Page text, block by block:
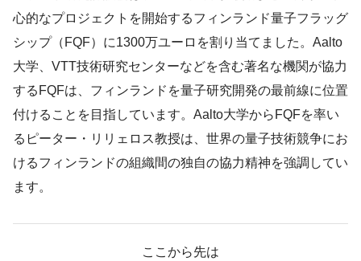
心的なプロジェクトを開始するフィンランド量子フラッグ
シップ（FQF）に1300万ユーロを割り当てました。Aalto
大学、VTT技術研究センターなどを含む著名な機関が協力
するFQFは、フィンランドを量子研究開発の最前線に位置
付けることを目指しています。Aalto大学からFQFを率い
るピーター・リリェロス教授は、世界の量子技術競争にお
けるフィンランドの組織間の独自の協力精神を強調してい
ます。
ここから先は